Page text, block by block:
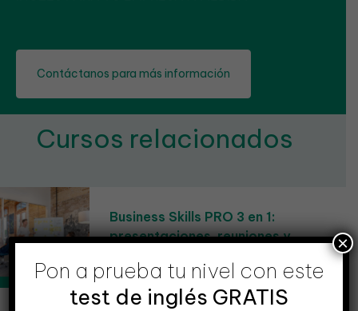
Contáctanos para más información
Cursos relacionados
Cursos de árabe para empresas
Clases de árabe para empresas, generales y
de negocios
Pon a prueba tu nivel con este
test de inglés GRATIS
×